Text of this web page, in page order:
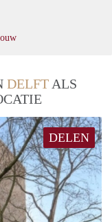
DELFT ALS
DELEN